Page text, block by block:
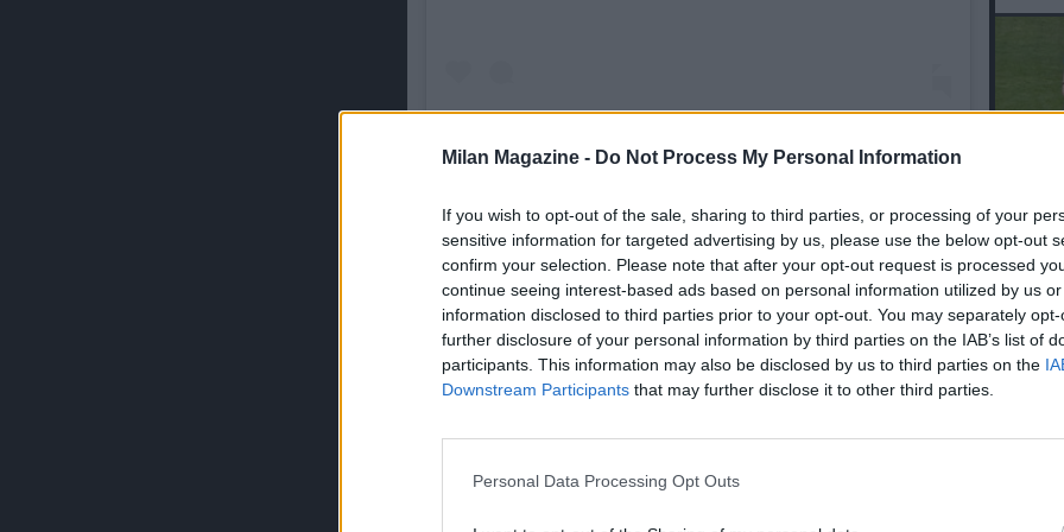
Milan Magazine - Do Not Process My Personal Information
If you wish to opt-out of the sale, sharing to third parties, or processing of your
sensitive information for targeted advertising by us, please use the below opt-out
confirm your selection. Please note that after your opt-out request is processed
continue seeing interest-based ads based on personal information utilized by us
information disclosed to third parties prior to your opt-out. You may separately
further disclosure of your personal information by third parties on the IAB’s list of
participants. This information may also be disclosed by us to third parties on the
Downstream Participants that may further disclose it to other third parties.
Personal Data Processing Opt Outs
Un post condiviso da Napoli Magazine (@napolimagazine)
ULTIMISSIME IL PUNTO
05.04 07:47 - SSCN - Serie A, Napoli-
Milan, la Società invita i tifosi a
recarsi allo stadio con largo anticipo, i
Milan, l’uscita dalla sala stampa di
del